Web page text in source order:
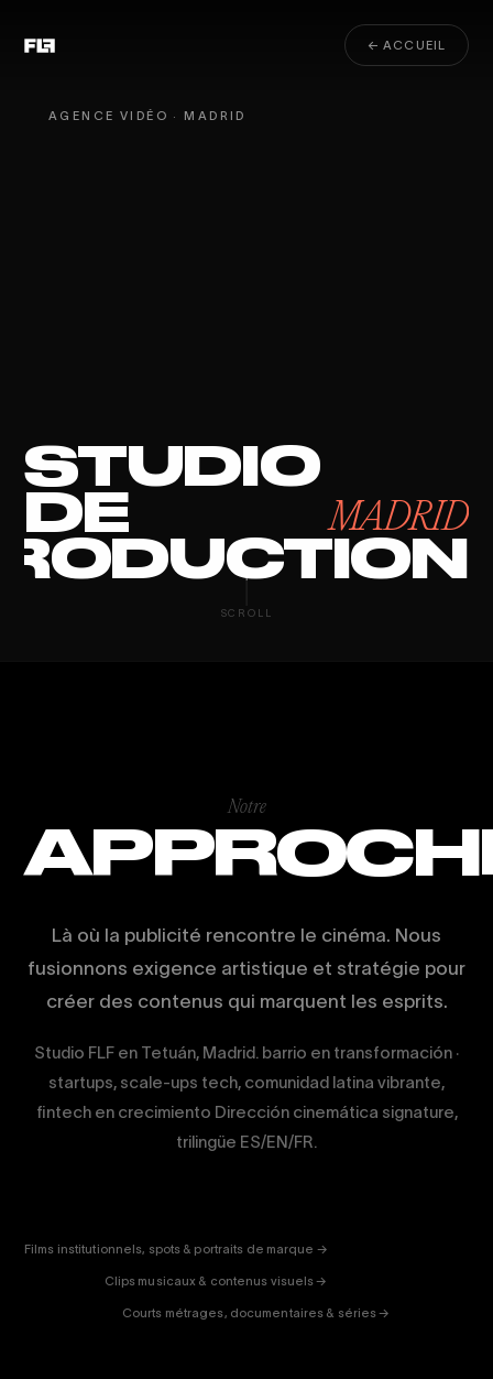
← ACCUEIL
AGENCE VIDÉO · MADRID
STUDIO
DE MADRID
SCROLL
Notre
Là où la publicité rencontre le cinéma. Nous
fusionnons exigence artistique et stratégie pour
créer des contenus qui marquent les esprits.
Studio FLF en Tetuán, Madrid. barrio en transformación ·
startups, scale-ups tech, comunidad latina vibrante,
fintech en crecimiento Dirección cinemática signature,
trilingüe ES/EN/FR.
Films institutionnels, spots & portraits de marque →
Clips musicaux & contenus visuels →
FICTION
& DOC
Courts métrages, documentaires & séries →